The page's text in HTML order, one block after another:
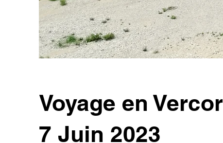
Voyage en
7 Juin 2023